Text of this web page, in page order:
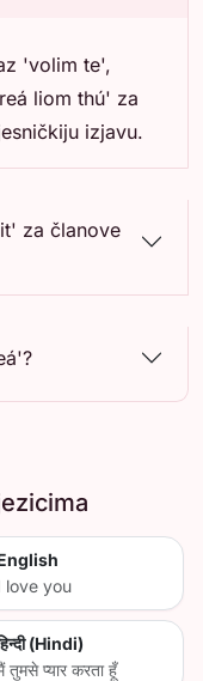
'volim te',
liom thú' za
izjavu.
za članove
love you
(Hindi)
तुमसे प्यार करता हूँ